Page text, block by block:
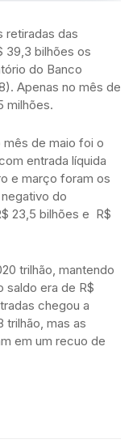
retiradas das
39,3 bilhões os
do Banco
Apenas no mês de
milhões.
de maio foi o
entrada líquida
e março foram os
do
23,5 bilhões e R$
trilhão, mantendo
saldo era de R$
chegou a
trilhão, mas as
em um recuo de